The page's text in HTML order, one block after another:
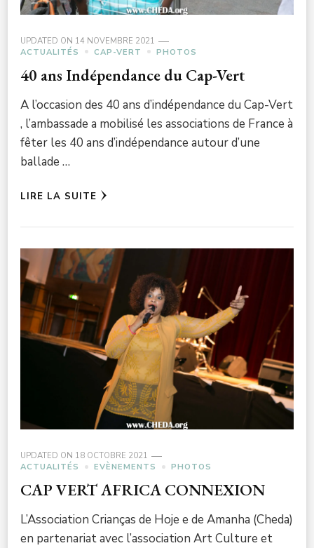
UPDATED ON 14 NOVEMBRE 2021
ACTUALITÉS
CAP-VERT PHOTOS
40 ans Indépendance du Cap-Vert
A l’occasion des 40 ans d’indépendance du Cap-Vert
, l’ambassade a mobilisé les associations de France à
fêter les 40 ans d’indépendance autour d’une
ballade …
LIRE LA SUITE
UPDATED ON 18 OCTOBRE 2021
ACTUALITÉS
EVÈNEMENTS PHOTOS
CAP VERT AFRICA CONNEXION
L’Association Crianças de Hoje e de Amanha (Cheda)
en partenariat avec l’association Art Culture et